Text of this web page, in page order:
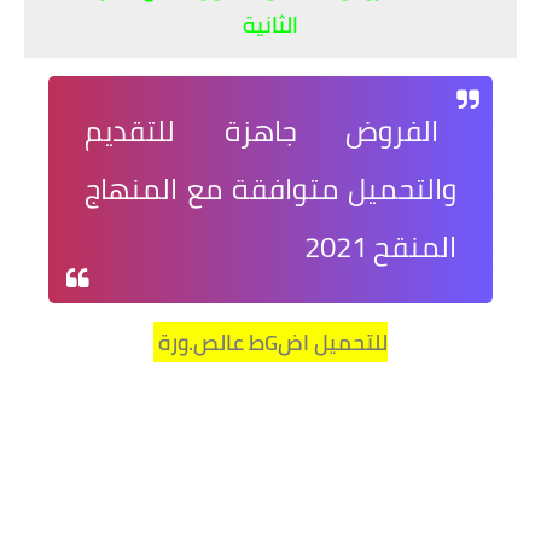
الثانية
الفروض جاهزة للتقديم
والتحميل متوافقة مع المنهاج
المنقح 2021
للتحميل اضGط عالص.ورة